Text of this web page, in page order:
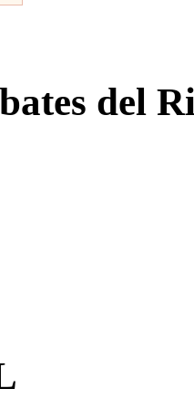
del